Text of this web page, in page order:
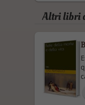
Altri libri